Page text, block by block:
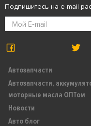
Автозапчасти
Автозапчасти,
моторные масла ОПТом
Новости
Авто блог
Подпишитесь на e-mail